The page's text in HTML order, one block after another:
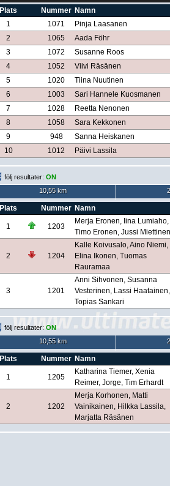
Plats Nummer Namn
1
1071
Pinja Laasanen
2
1065
Aada Föhr
3
1072
Susanne Roos
4
1052
Viivi Räsänen
5
1020
Tiina Nuutinen
6
1003
Sari Hannele Kuosmanen
7
1028
Reetta Nenonen
8
1058
Sara Kekkonen
9
948
Sanna Heiskanen
10
1012 Päivi Lassila
följ resultater: ON
10,55 km
Plats Nummer Namn
1 1203
Merja Eronen, Iina Lumiaho,
Timo Eronen, Jussi Miettinen
2 1204
Kalle Koivusalo, Aino Niemi,
Elina Ikonen, Tuomas
Rauramaa
3 1201
Anni Sihvonen, Susanna
Vesterinen, Lassi Haatainen,
Topias Sankari
följ resultater:ON
10,55 km
Plats Nummer Namn
1 1205
Katharina Tiemer, Xenia
Reimer, Jorge, Tim Erhardt
2 1202
Merja Korhonen, Matti
Vainikainen, Hilkka Lassila,
Marjatta Räsänen